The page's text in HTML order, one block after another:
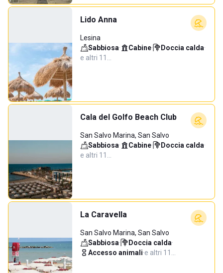
Lido Anna
Lesina
Sabbiosa· Cabine· Doccia calda·
e altri 11…
Cala del Golfo Beach Club
San Salvo Marina, San Salvo
Sabbiosa· Cabine· Doccia calda·
e altri 11…
La Caravella
San Salvo Marina, San Salvo
Sabbiosa· Doccia calda·
Accesso animali·e altri 11…